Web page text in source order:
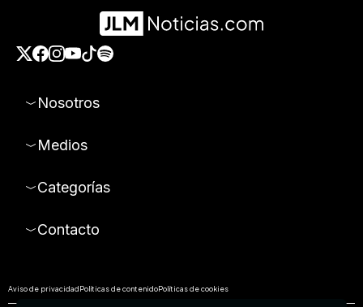
Nosotros
Medios
Categorías
Contacto
Aviso de privacidadPolíticas de contenidoPolíticas de cookies